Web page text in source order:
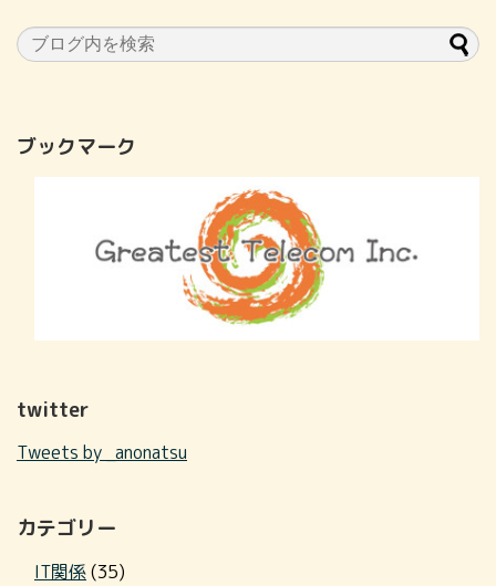
ブックマーク
twitter
Tweets by _anonatsu
カテゴリー
IT関係(35)